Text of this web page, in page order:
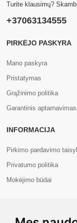
Turite klausimų?
+37063134555
PIRKĖJO PASKYRA
Mano paskyra
Pristatymas
Grąžinimo politika
Garantinis aptarnavimas
INFORMACIJA
Pirkimo pardavimo
Privatumo politika
Mokėjimo būdai